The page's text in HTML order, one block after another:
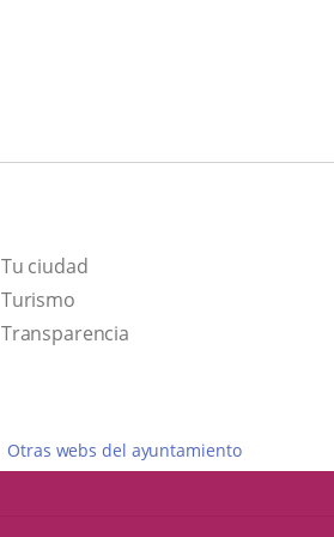
Tu ciudad
TurismoEste
enlace
una
Transparencia
Otras webs del ayuntamiento